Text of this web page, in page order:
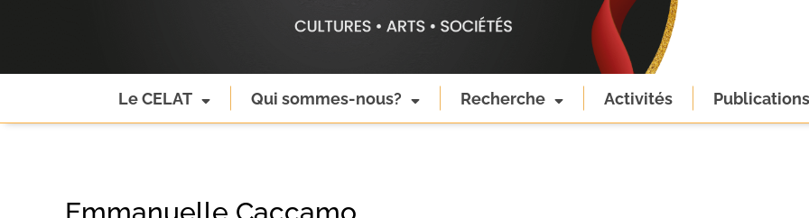
Le CELAT Qui sommes-nous? Recherche Activités Publications